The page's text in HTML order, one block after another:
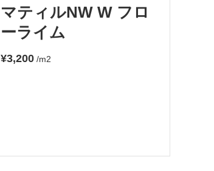
マティルNW W フロ
ーライム
¥3,200 /m2